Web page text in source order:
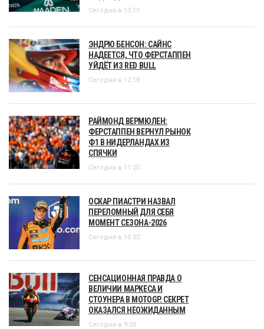
Сегодня в 13:15
ЭНДРЮ БЕНСОН: САЙНС
НАДЕЕТСЯ, ЧТО ФЕРСТАППЕН
УЙДЁТ ИЗ RED BULL
Сегодня в 12:18
РАЙМОНД ВЕРМЮЛЕН:
ФЕРСТАППЕН ВЕРНУЛ РЫНОК
Ф1 В НИДЕРЛАНДАХ ИЗ
СПЯЧКИ
Сегодня в 11:20
ОСКАР ПИАСТРИ НАЗВАЛ
ПЕРЕЛОМНЫЙ ДЛЯ СЕБЯ
МОМЕНТ СЕЗОНА-2026
Сегодня в 10:22
СЕНСАЦИОННАЯ ПРАВДА О
ВЕЛИЧИИ МАРКЕСА И
СТОУНЕРА В MOTOGP. СЕКРЕТ
ОКАЗАЛСЯ НЕОЖИДАННЫМ
Сегодня в 9:05